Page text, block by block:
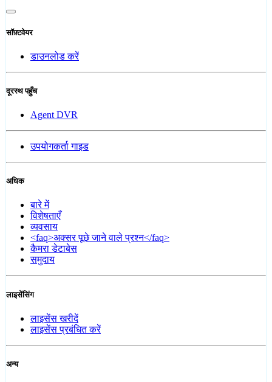
सॉफ़्टवेयर
डाउनलोड करें
दूरस्थ पहुँच
Agent DVR
उपयोगकर्ता गाइड
अधिक
बारे में
विशेषताएँ
व्यवसाय
<faq>अक्सर पूछे जाने वाले प्रश्न</faq>
कैमरा डेटाबेस
समुदाय
लाइसेंसिंग
लाइसेंस खरीदें
लाइसेंस प्रबंधित करें
अन्य